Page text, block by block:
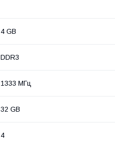
4 GB
DDR3
1333 МГц
32 GB
4